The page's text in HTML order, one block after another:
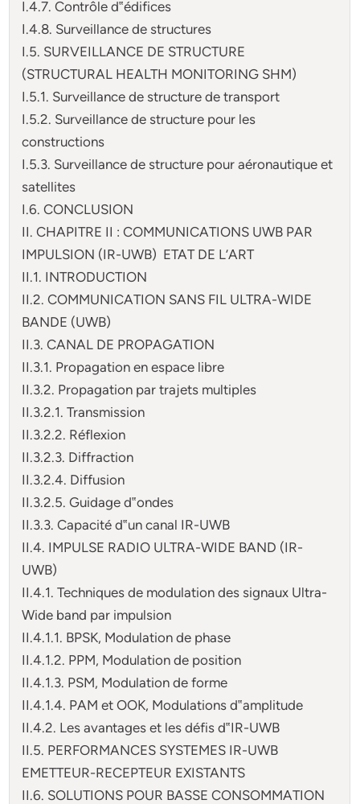
I.4.7. Contrôle d‟édifices
I.4.8. Surveillance de structures
I.5. SURVEILLANCE DE STRUCTURE
(STRUCTURAL HEALTH MONITORING SHM)
I.5.1. Surveillance de structure de transport
I.5.2. Surveillance de structure pour les
constructions
I.5.3. Surveillance de structure pour aéronautique et
satellites
I.6. CONCLUSION
II. CHAPITRE II : COMMUNICATIONS UWB PAR
IMPULSION (IR-UWB) ETAT DE L’ART
II.1. INTRODUCTION
II.2. COMMUNICATION SANS FIL ULTRA-WIDE
BANDE (UWB)
II.3. CANAL DE PROPAGATION
II.3.1. Propagation en espace libre
II.3.2. Propagation par trajets multiples
II.3.2.1. Transmission
II.3.2.2. Réflexion
II.3.2.3. Diffraction
II.3.2.4. Diffusion
II.3.2.5. Guidage d‟ondes
II.3.3. Capacité d‟un canal IR-UWB
II.4. IMPULSE RADIO ULTRA-WIDE BAND (IR-
UWB)
II.4.1. Techniques de modulation des signaux Ultra-
Wide band par impulsion
II.4.1.1. BPSK, Modulation de phase
II.4.1.2. PPM, Modulation de position
II.4.1.3. PSM, Modulation de forme
II.4.1.4. PAM et OOK, Modulations d‟amplitude
II.4.2. Les avantages et les défis d‟IR-UWB
II.5. PERFORMANCES SYSTEMES IR-UWB
EMETTEUR-RECEPTEUR EXISTANTS
II.6. SOLUTIONS POUR BASSE CONSOMMATION